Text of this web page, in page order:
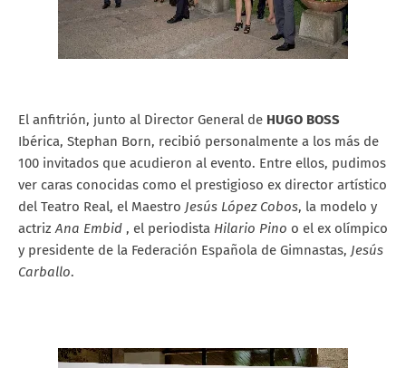
El anfitrión, junto al Director General de HUGO BOSS
Ibérica, Stephan Born, recibió personalmente a los más de
100 invitados que acudieron al evento. Entre ellos, pudimos
ver caras conocidas como el prestigioso ex director artístico
del Teatro Real, el Maestro Jesús López Cobos, la modelo y
actrizAna Embid , el periodista Hilario Pino o el ex olímpico
y presidente de la Federación Española de Gimnastas, Jesús
Carballo.